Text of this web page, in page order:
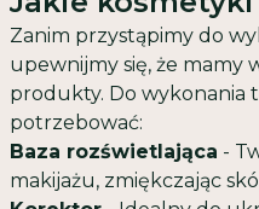
Zanim przystąpimy do
upewnijmy się, że mamy
produkty. Do wykonania
potrzebować:
Baza rozświetlająca -
makijażu, zmiękczając